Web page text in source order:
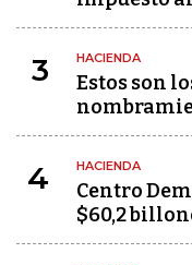
3 HACIENDA
Estos son
4 HACIENDA
Centro
$60,2